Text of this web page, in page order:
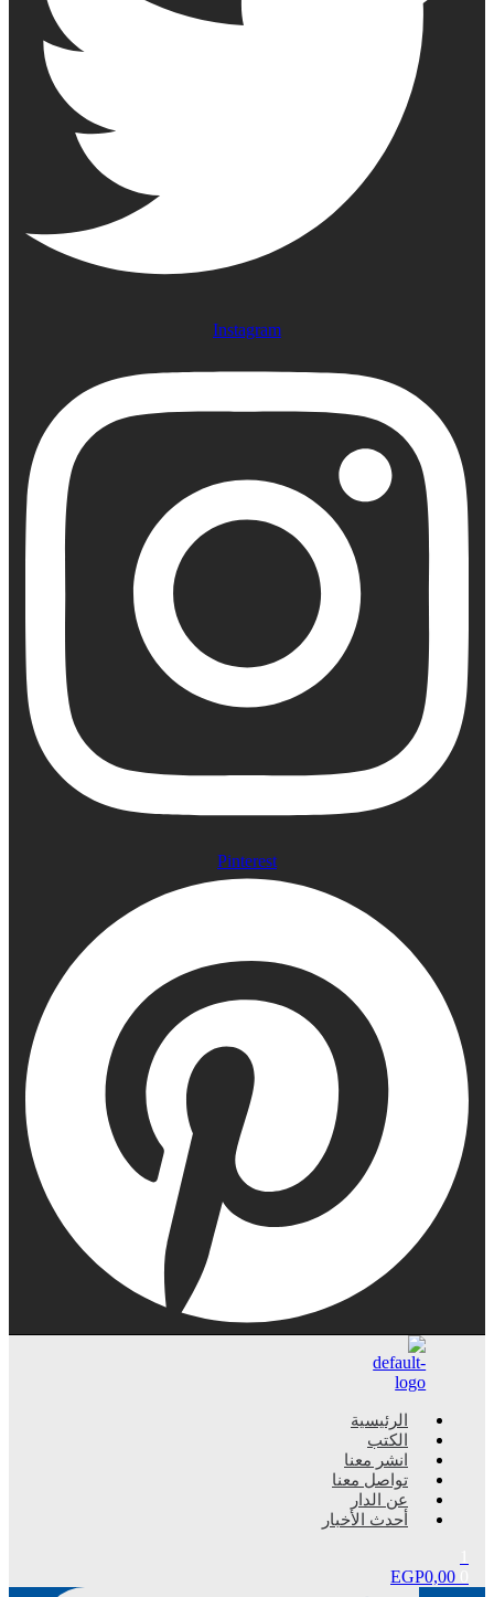
Instagram
Pinterest
الرئيسية
الكتب
انشر معنا
تواصل معنا
عن الدار
أحدث الأخبار
EGP0,00